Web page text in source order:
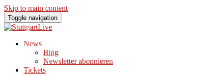
Skip to main content
Toggle navigation
News
Blog
Newsletter abonnieren
Tickets